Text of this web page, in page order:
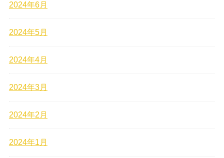
2024年6月
2024年5月
2024年4月
2024年3月
2024年2月
2024年1月